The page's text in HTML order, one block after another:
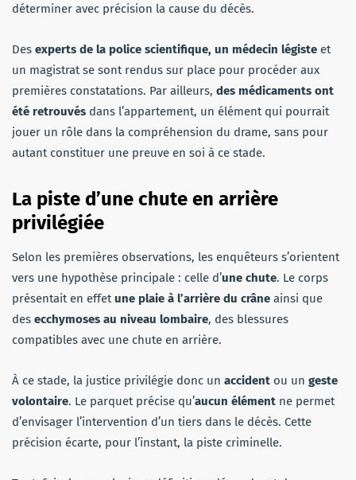
déterminer avec précision la cause du décès.
Des experts de la police scientifique, un médecin légiste et
un magistrat se sont rendus sur place pour procéder aux
premières constatations. Par ailleurs, des médicaments ont
été retrouvés dans l’appartement, un élément qui pourrait
jouer un rôle dans la compréhension du drame, sans pour
autant constituer une preuve en soi à ce stade.
La piste d’une chute en arrière
privilégiée
Selon les premières observations, les enquêteurs s’orientent
vers une hypothèse principale : celle d’une chute. Le corps
présentait en effetune plaie à l’arrière du crâne ainsi que
des ecchymoses au niveau lombaire, des blessures
compatibles avec une chute en arrière.
À ce stade, la justice privilégie donc un accident ou un geste
volontaire. Le parquet précise qu’aucun élément ne permet
d’envisager l’intervention d’un tiers dans le décès. Cette
précision écarte, pour l’instant, la piste criminelle.